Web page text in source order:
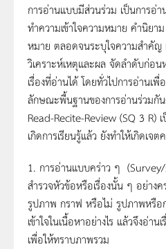
การอ่านแบบมีส่วนร่วม เป็นการอ่
ทำความเข้าใจความหมาย คำนิย
หมาย ตลอดจนระบุใจความสำคัญ
วิเคราะห์เหตุและผล จัดลำดับก่อ
เรื่องที่อ่านได้ โดยทั่วไปการอ่านเ
ลักษณะพื้นฐานของการอ่านร่วมกั
Read-Recite-Review (SQ 3 R)
เกิดการเรียนรู้แล้ว ยังทำให้เกิดเ
1. การอ่านแบบคร่าว ๆ
สำรวจหัวข้อหรือเรื่องนั้น ๆ อย่าง
รูปภาพ กราฟ หรือไม่ รูปภาพหรื
เข้าใจในเนื้อหาอย่างไร แล้วจึงอ่า
เพื่อให้ทราบภาพรวม